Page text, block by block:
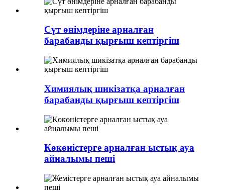
Сүт өнімдеріне арналған
барабанды қырғыш кептіргіш
Химиялық шикізатқа арналған
барабанды қырғыш кептіргіш
Көкөністерге арналған ыстық ауа
айналымы пеші